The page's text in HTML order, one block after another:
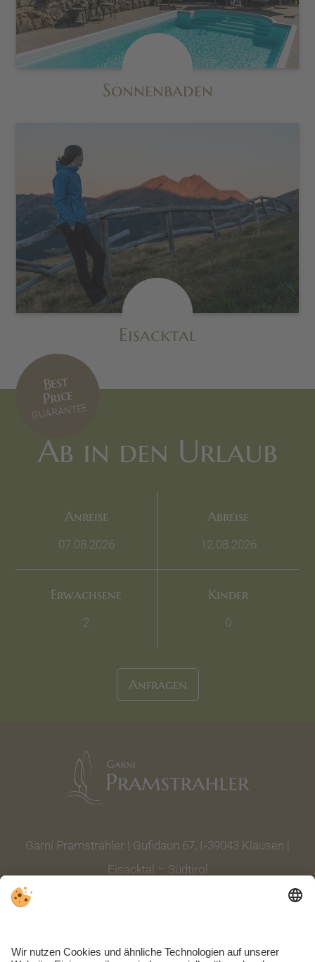
Sonnenbaden
Eisacktal
Best
Price
GUARANTEE
Ab in den Urlaub
Anreise Abreise
Erwachsene Kinder
Anfragen
Garni Pramstrahler | Gufidaun 67, I‑39043 Klausen |
Eisacktal – Südtirol
Tel. +39 0472 844 004 info@garnipramstrahler.it